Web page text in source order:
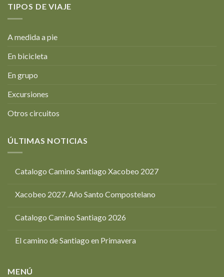
TIPOS DE VIAJE
A medida a pie
En bicicleta
En grupo
Excursiones
Otros circuitos
ÚLTIMAS NOTICIAS
Catalogo Camino Santiago Xacobeo 2027
Xacobeo 2027. Año Santo Compostelano
Catalogo Camino Santiago 2026
El camino de Santiago en Primavera
MENÚ